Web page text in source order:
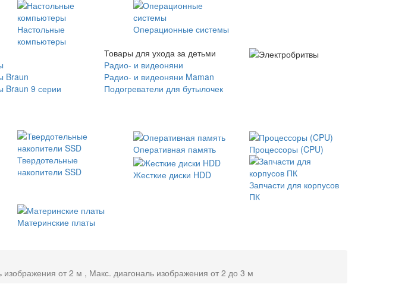
Настольные
компьютеры
Операционные системы
Braun
Braun 9 серии
Товары для ухода за детьми
Радио- и видеоняни
Радио- и видеоняни Maman
Подогреватели для бутылочек
Твердотельные
накопители SSD
Оперативная память Процессоры (CPU)
Жесткие диски HDD
Запчасти для корпусов
ПК
Материнские платы
от 2 м , Макс. диагональ изображения от 2 до 3 м